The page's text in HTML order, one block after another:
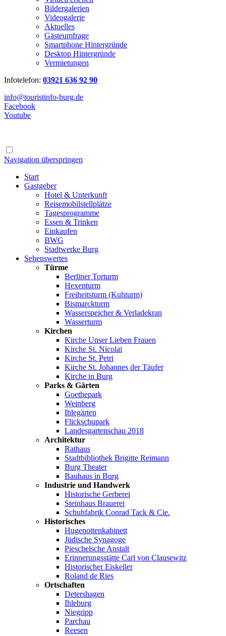
Bildergalerien
Videogalerie
Aktuelles
Gästeumfrage
Smartphone Hintergründe
Desktop Hintergründe
Vermietungen
Infotelefon: 03921 636 92 90
info@touristinfo-burg.de
Facebook
Youtube
Navigation überspringen
Start
Gastgeber
Hotel & Unterkunft
Reisemobilstellplätze
Tagesprogramme
Essen & Trinken
Einkaufen
BWG
Stadtwerke Burg
Sehenswertes
Türme
Berliner Torturm
Hexenturm
Freiheitsturm (Kuhturm)
Bismarckturm
Wasserspeicher & Verladekran
Wasserturm
Kirchen
Kirche Unser Lieben Frauen
Kirche St. Nicolai
Kirche St. Petri
Kirche St. Johannes der Täufer
Kirche in Burg
Parks & Gärten
Goethepark
Weinberg
Ihlegärten
Flickschupark
Landesgartenschau 2018
Architektur
Rathaus
Stadtbibliothek Brigitte Reimann
Burg Theater
Bauhaus in Burg
Industrie und Handwerk
Historische Gerberei
Steinhaus Brauerei
Schuhfabrik Conrad Tack & Cie.
Historisches
Hugenottenkabinett
Jüdische Synagoge
Pieschelsche Anstalt
Erinnerungsstätte Carl von Clausewitz
Historischer Eiskeller
Roland de Ries
Ortschaften
Detershagen
Ihleburg
Niegripp
Parchau
Reesen